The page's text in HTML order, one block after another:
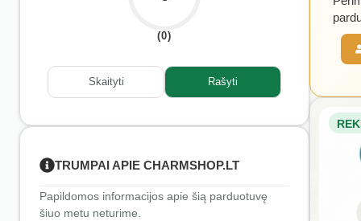
(0)
Skaityti Rašyti
TRUMPAI APIE CHARMSHOP.LT
Papildomos informacijos apie šią parduotuvę
šiuo metu neturime.